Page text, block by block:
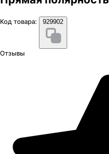
Код товара: 929902
Отзывы